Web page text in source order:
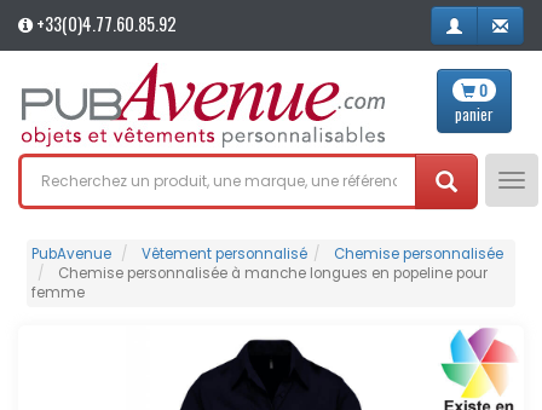
+33(0)4.77.60.85.92
0
panier
PubAvenue Vêtement personnalisé
Chemise personnalisée
Chemise personnalisée à manche longues en popeline pour
femme